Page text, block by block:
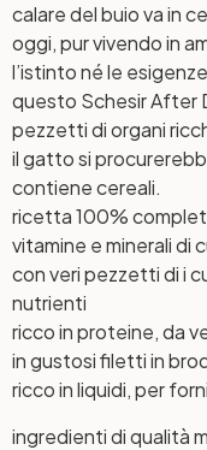
calare del buio va in
oggi, pur vivendo in
l’istinto né le
questo Schesir After
pezzetti di organi
il gatto si
contiene cereali.
ricetta 100%
vitamine e minerali di
con veri pezzetti di i
nutrienti
ricco in proteine, da
in gustosi filetti in
ricco in liquidi, per
ingredienti di qualità